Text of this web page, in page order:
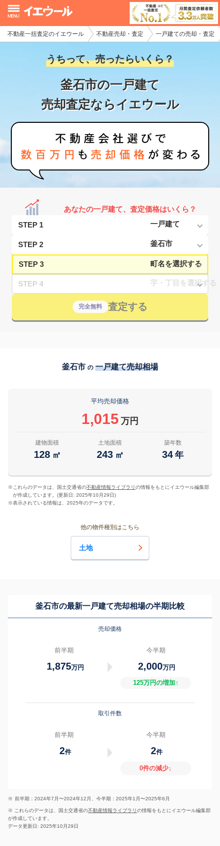
不動産一括査定のイエウール 不動産売却・査定 一戸建ての売却・査定
うちって、売ったらいくら？
釜石市の一戸建て
売却査定ならイエウール
あなたの一戸建て、査定価格はいくら？
STEP 1
STEP 2
STEP 3
STEP 4
完全無料 査定する
釜石市 の 一戸建て売却相場
平均売却価格
1,015 万円
建物面積
128 ㎡
土地面積
243 ㎡
築年数
34 年
※ これらのデータは、国土交通省の不動産情報ライブラリの情報をもとにイエウール編集部
が作成しています。(更新日: 2025年10月29日)
※表示されている情報は、2025年のデータです。
他の物件種別はこちら
土地
釜石市の最新一戸建て売却相場の半期比較
売却価格
前半期
1,875万円
今半期
2,000万円
125万円の増加↑
取引件数
前半期
2件
今半期
2件
0件の減少↓
※ 前半期：2024年7月〜2024年12月、今半期：2025年1月〜2025年6月
※ これらのデータは、国土交通省の不動産情報ライブラリの情報をもとにイエウール編集部
が作成しています。
データ更新日: 2025年10月29日
イエウール加盟希望の不動産会社様
初めての方へ
不動産売却の流れ
不動産の売却・一括査定
家査定シミュレーター
お問い合わせ